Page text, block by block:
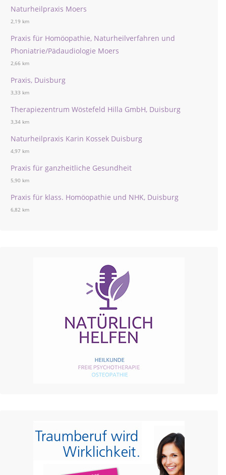
Naturheilpraxis Moers
2,19 km
Praxis für Homöopathie, Naturheilverfahren und
Phoniatrie/Pädaudiologie Moers
2,66 km
Praxis, Duisburg
3,33 km
Therapiezentrum Wöstefeld Hilla GmbH, Duisburg
3,34 km
Naturheilpraxis Karin Kossek Duisburg
4,97 km
Praxis für ganzheitliche Gesundheit
5,90 km
Praxis für klass. Homöopathie und NHK, Duisburg
6,82 km